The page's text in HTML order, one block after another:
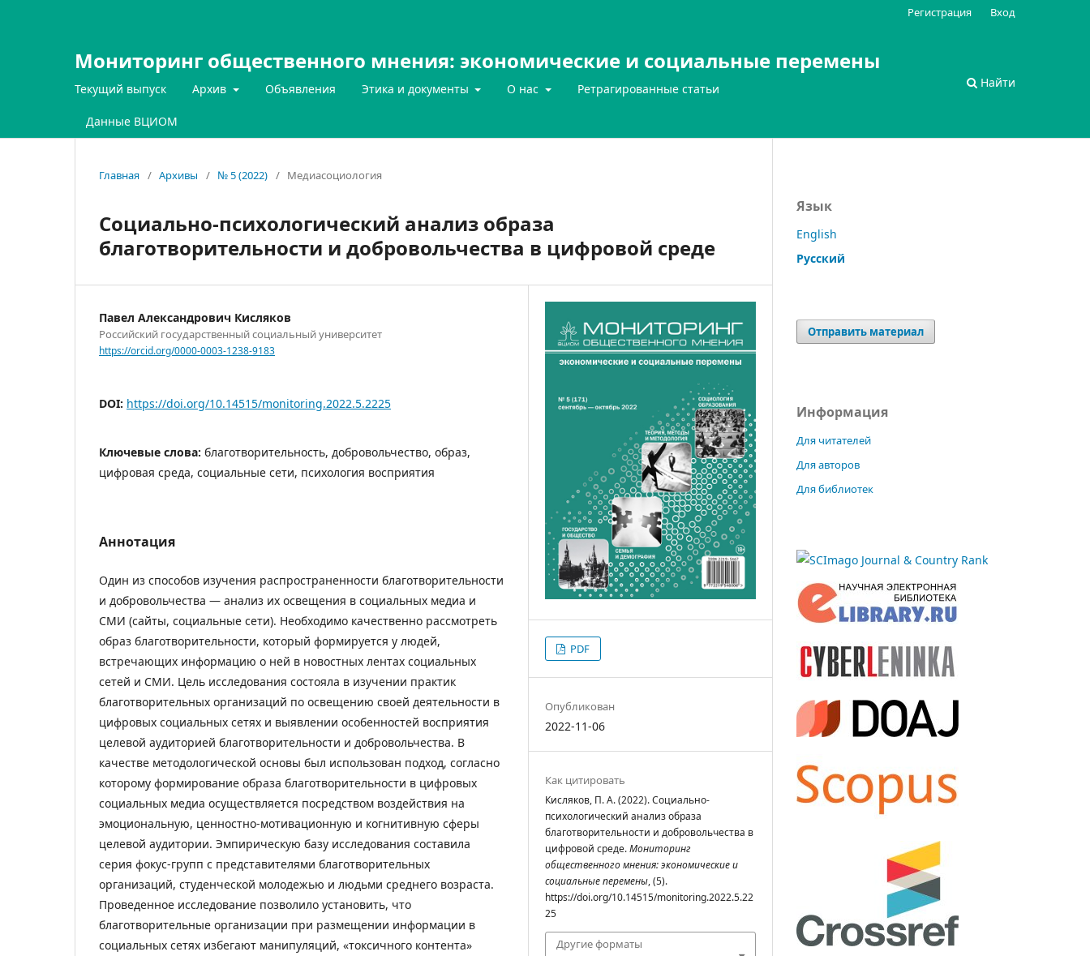
Мониторинг общественного мнения: экономические и социальные перемены
Текущий выпуск Архив Объявления Этика и документы О нас Ретрагированные статьи
Данные ВЦИОМ
Найти
Регистрация Вход
Главная / Архивы / № 5 (2022) / Медиасоциология
Социально-психологический анализ образа
благотворительности и добровольчества в цифровой среде
Павел Александрович Кисляков
Российский государственный социальный университет
https://orcid.org/0000-0003-1238-9183
DOI: https://doi.org/10.14515/monitoring.2022.5.2225
Ключевые слова: благотворительность, добровольчество, образ,
цифровая среда, социальные сети, психология восприятия
Аннотация
Один из способов изучения распространенности благотворительности
и добровольчества — анализ их освещения в социальных медиа и
СМИ (сайты, социальные сети). Необходимо качественно рассмотреть
образ благотворительности, который формируется у людей,
встречающих информацию о ней в новостных лентах социальных
сетей и СМИ. Цель исследования состояла в изучении практик
благотворительных организаций по освещению своей деятельности в
цифровых социальных сетях и выявлении особенностей восприятия
целевой аудиторией благотворительности и добровольчества. В
качестве методологической основы был использован подход, согласно
которому формирование образа благотворительности в цифровых
социальных медиа осуществляется посредством воздействия на
эмоциональную, ценностно-мотивационную и когнитивную сферы
целевой аудитории. Эмпирическую базу исследования составила
серия фокус-групп с представителями благотворительных
организаций, студенческой молодежью и людьми среднего возраста.
Проведенное исследование позволило установить, что
благотворительные организации при размещении информации в
социальных сетях избегают манипуляций, «токсичного контента»
PDF
Опубликован
2022-11-06
Как цитировать
Кисляков, П. А. (2022). Социально-
психологический анализ образа
благотворительности и добровольчества в
цифровой среде.Мониторинг
общественного мнения: экономические и
социальные перемены, (5).
https://doi.org/10.14515/monitoring.2022.5.22
25
Другие форматы
Язык
English
Русский
Отправить материал
Информация
Для читателей
Для авторов
Для библиотек